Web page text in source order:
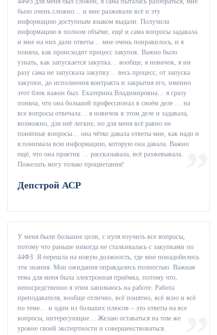
было очень сложно… и мне разжевали всё и эту
информацию доступным языком выдали. Получила
информацию в полном объёме, ещё и сама вопросы задавала
и мне на них дали ответы… мне очень понравилось, и я
поняла, как происходит процесс закупок. Важно было
узнать, как запускается закупка… вообще, я новичок, я ни
разу сама не запускала закупку… весь процесс, от запуска
закупки, до исполнения контракта и закрытия его, именно
этот блок важен был. Екатерина Владимировна… я сразу
поняла, что она большой профессионал в своём деле … на
все вопросы отвечала… я новичок в этом деле и задавала,
возможно, для неё легкие, но для меня всё равно не
понятные вопросы… она чётко давала ответы мне, как надо и
я понимала всю информацию, которую она давала. Важно
ещё, что она практик … рассказывала, всё разжевывала.
Пожелать могу только процветания!
Депстрой АСР
У меня были большие цели, с нуля изучить все вопросы,
потому что раньше никогда не сталкивалась с закупками по
44ФЗ. Я перешла на новую должность, где мне понадобились
эти знания. Мои ожидания оправдались полностью. Важная
тема для меня была электронная приёмка, потому что,
непосредственно я этим занимаюсь на работе. Работа
преподавателя, вообще отлично, всё понятно, всё ясно и всё
по теме… и один из больших плюсов – это ответы на все
вопросы, интересующие… Желаю оставаться на том же
уровне своей экспертности и совершенствоваться.